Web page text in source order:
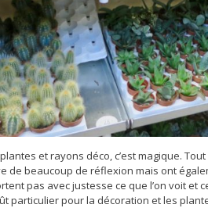
et rayons déco, c’est magique.
de beaucoup de réflexion mais ont
pas avec justesse ce que l’on voit et
particulier pour la décoration et les